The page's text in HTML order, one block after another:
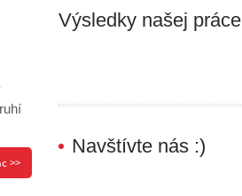
>>
Výsledky našej práce
Navštívte nás :)